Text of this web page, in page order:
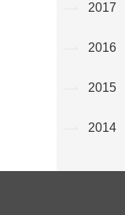
2017
2016
2015
2014